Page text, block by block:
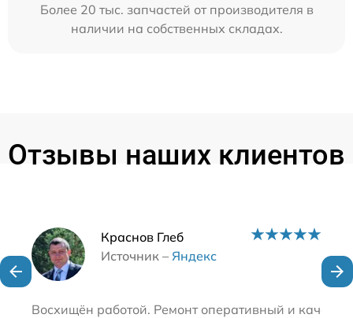
Более 20 тыс. запчастей от производителя в
наличии на собственных складах.
Отзывы наших клиентов
Краснов Глеб
Источник – Яндекс
Восхищён работой. Ремонт оперативный и
Наши мастера